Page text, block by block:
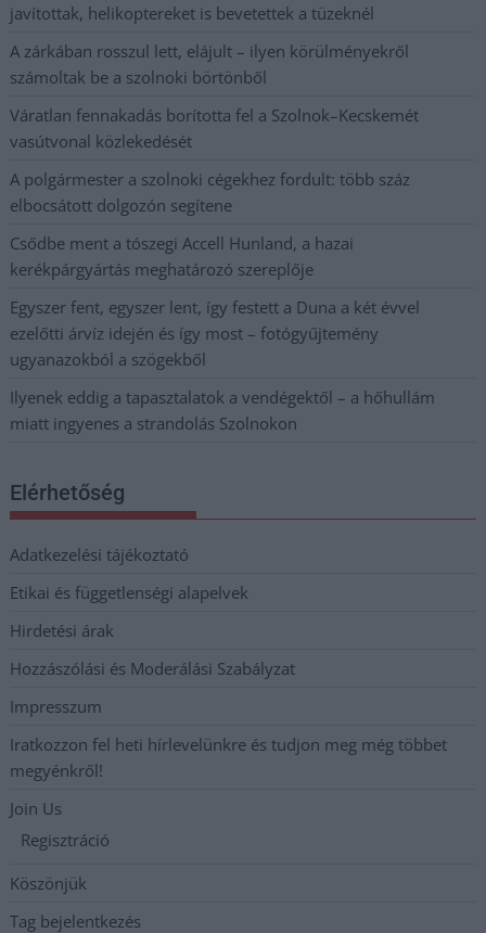
javítottak, helikoptereket is bevetettek a tüzeknél
A zárkában rosszul lett, elájult – ilyen körülményekről
számoltak be a szolnoki börtönből
Váratlan fennakadás borította fel a Szolnok–Kecskemét
vasútvonal közlekedését
A polgármester a szolnoki cégekhez fordult: több száz
elbocsátott dolgozón segítene
Csődbe ment a tószegi Accell Hunland, a hazai
kerékpárgyártás meghatározó szereplője
Egyszer fent, egyszer lent, így festett a Duna a két évvel
ezelőtti árvíz idején és így most – fotógyűjtemény
ugyanazokból a szögekből
Ilyenek eddig a tapasztalatok a vendégektől – a hőhullám
miatt ingyenes a strandolás Szolnokon
Elérhetőség
Adatkezelési tájékoztató
Etikai és függetlenségi alapelvek
Hirdetési árak
Hozzászólási és Moderálási Szabályzat
Impresszum
Iratkozzon fel heti hírlevelünkre és tudjon meg még többet
megyénkről!
Join Us
Regisztráció
Köszönjük
Tag bejelentkezés